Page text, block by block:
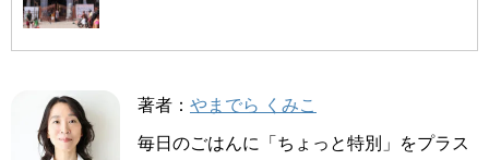
著者： やまでら くみこ
毎日のごはんに「ちょっと特別」をプラス